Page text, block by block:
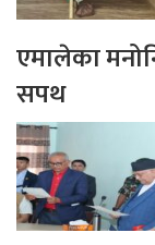
एमालेका
सपथ